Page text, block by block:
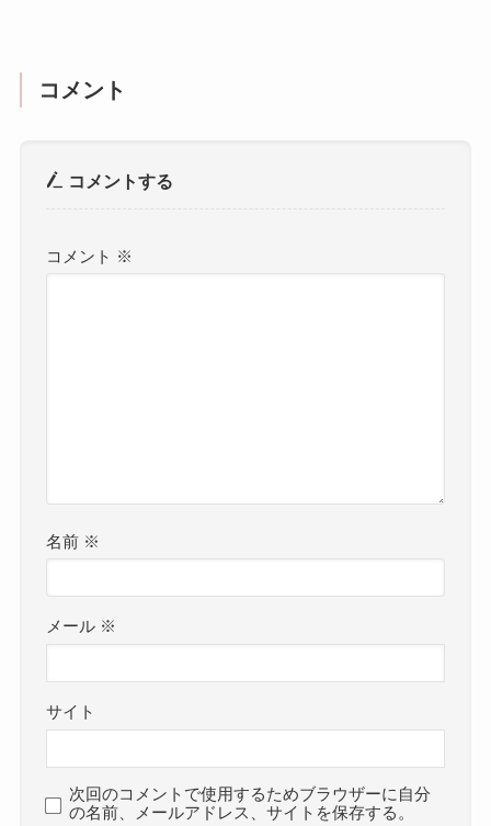
コメント
コメントする
コメント ※
名前 ※
メール ※
サイト
次回のコメントで使用するためブラウザーに自分
の名前、メールアドレス、サイトを保存する。